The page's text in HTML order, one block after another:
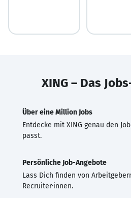
XING – Das
Über eine Million Jobs
Entdecke mit XING genau den
passt.
Persönliche Job-Angebote
Lass Dich finden von
Recruiter·innen.